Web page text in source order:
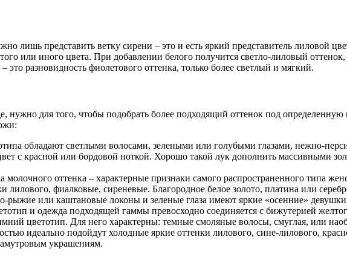
лишь представить ветку сирени – это и есть яркий представитель лиловой
или иного цвета. При добавлении белого получится светло-лиловый
разновидность фиолетового оттенка, только более светлый и мягкий.
нужно для того, чтобы подобрать более подходящий оттенок под
обладают светлыми волосами, зелеными или голубыми глазами, нежно-
с красной или бордовой ноткой. Хорошо такой лук дополнить массивными
молочного оттенка – характерные признаки самого распространенного типа
лилового, фиалковые, сиреневые. Благородное белое золото, платина или
рыжие или каштановые локоны и зеленые глаза имеют яркие «осенние»
и одежда подходящей гаммы превосходно соединяется с бижутерией
цветотип. Для него характерны: темные смоляные волосы, смуглая, или
идеально подойдут холодные яркие оттенки лилового, сине-лилового,
украшениям.